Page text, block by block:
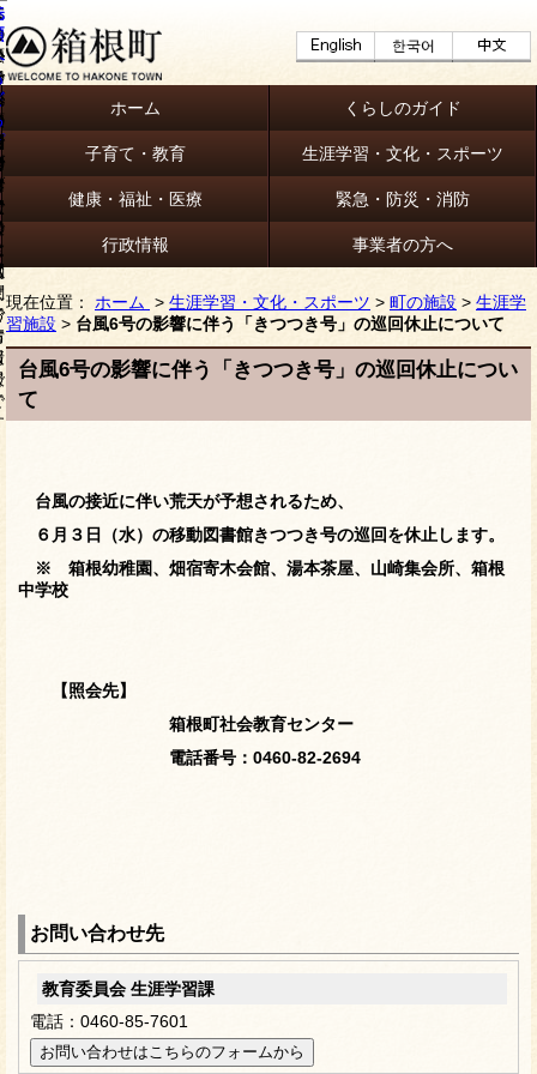
ホーム くらしのガイド
子育て・教育 生涯学習・文化・スポーツ
健康・福祉・医療 緊急・防災・消防
行政情報 事業者の方へ
現在位置： ホーム > 生涯学習・文化・スポーツ > 町の施設 > 生涯学
習施設 > 台風6号の影響に伴う「きつつき号」の巡回休止について
台風6号の影響に伴う「きつつき号」の巡回休止につい
て
台風の接近に伴い荒天が予想されるため、
６月３日（水）の移動図書館きつつき号の巡回を休止します。
※ 箱根幼稚園、畑宿寄木会館、湯本茶屋、山崎集会所、箱根
中学校
【照会先】
箱根町社会教育センター
電話番号：0460-82-2694
お問い合わせ先
教育委員会 生涯学習課
電話：0460-85-7601